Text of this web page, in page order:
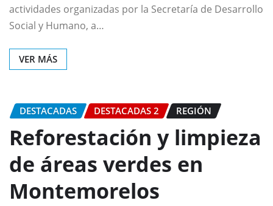
actividades organizadas por la Secretaría de Desarrollo
Social y Humano, a…
VER MÁS
DESTACADAS DESTACADAS 2 REGIÓN
Reforestación y limpieza
de áreas verdes en
Montemorelos